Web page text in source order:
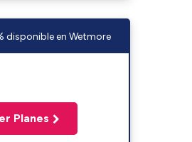
disponible en Wetmore
Planes